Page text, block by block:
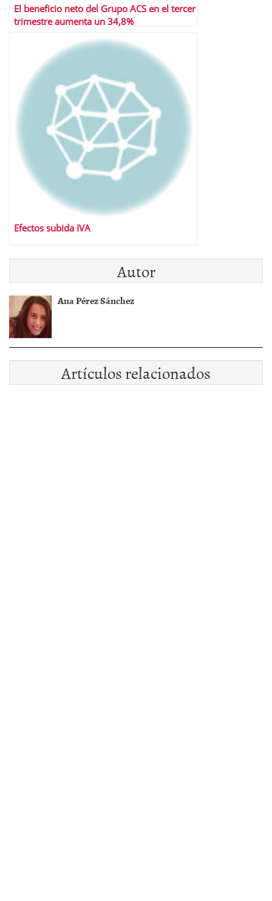
El beneficio neto del Grupo ACS en el tercer
trimestre aumenta un 34,8%
Efectos subida IVA
Autor
Ana Pérez Sánchez
Artículos relacionados